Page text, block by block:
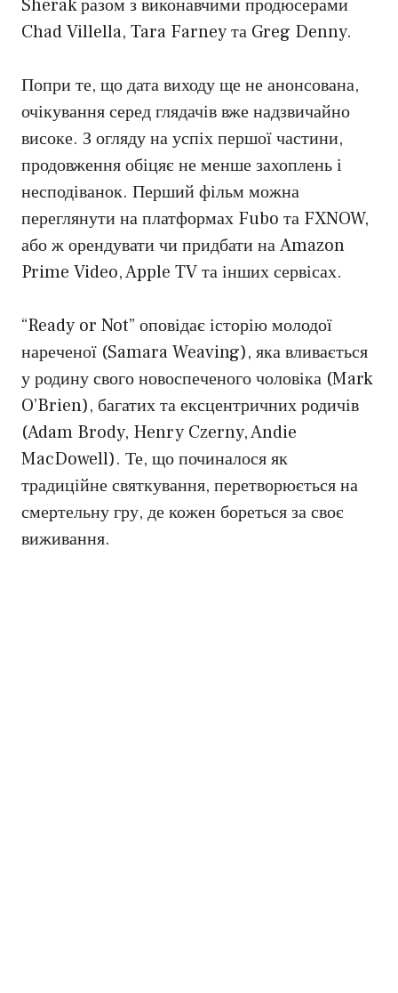
Sherak разом з виконавчими продюсерами
Chad Villella, Tara Farney та Greg Denny.
Попри те, що дата виходу ще не анонсована,
очікування серед глядачів вже надзвичайно
високе. З огляду на успіх першої частини,
продовження обіцяє не менше захоплень і
несподіванок. Перший фільм можна
переглянути на платформах Fubo та FXNOW,
або ж орендувати чи придбати на Amazon
Prime Video, Apple TV та інших сервісах.
“Ready or Not” оповідає історію молодої
нареченої (Samara Weaving), яка вливається
у родину свого новоспеченого чоловіка (Mark
O’Brien), багатих та ексцентричних родичів
(Adam Brody, Henry Czerny, Andie
MacDowell). Те, що починалося як
традиційне святкування, перетворюється на
смертельну гру, де кожен бореться за своє
виживання.